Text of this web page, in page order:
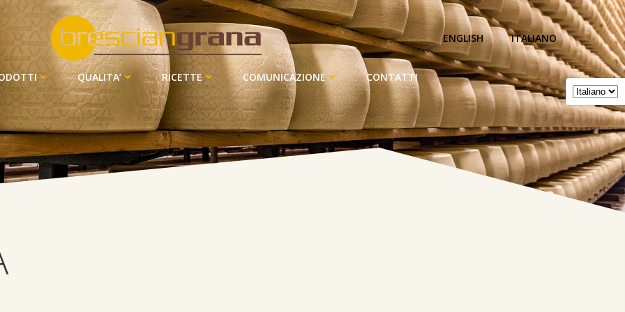
ENGLISH ITALIANO
QUALITA’ RICETTE COMUNICAZIONE CONTATTI